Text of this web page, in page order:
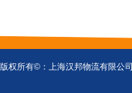
版权所有©： 上海汉邦物流有限公司